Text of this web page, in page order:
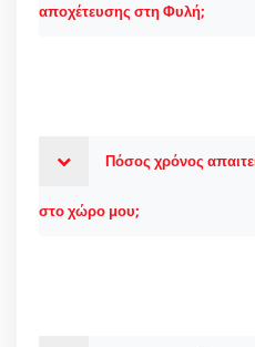
αποχέτευσης στη Φυλή;
Πόσος χρόνος
στο χώρο μου;